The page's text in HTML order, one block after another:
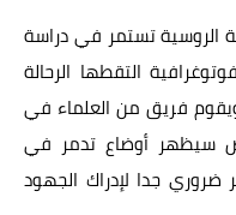
الروسية تستمر في دراسة
التقطها الرحالة
عند زيارتهم لتدمر عام 1862. ويقوم فريق من العلماء في
سيظهر أوضاع تدمر في
ضروري جدا لإدراك الجهود